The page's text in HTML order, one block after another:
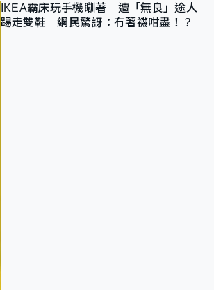
IKEA霸床玩手機瞓著 遭「無良」途人
踢走雙鞋 網民驚訝：冇著襪咁盡！？